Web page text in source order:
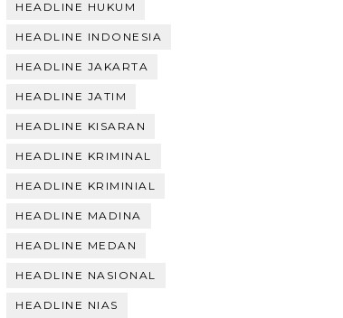
HEADLINE HUKUM
HEADLINE INDONESIA
HEADLINE JAKARTA
HEADLINE JATIM
HEADLINE KISARAN
HEADLINE KRIMINAL
HEADLINE KRIMINIAL
HEADLINE MADINA
HEADLINE MEDAN
HEADLINE NASIONAL
HEADLINE NIAS